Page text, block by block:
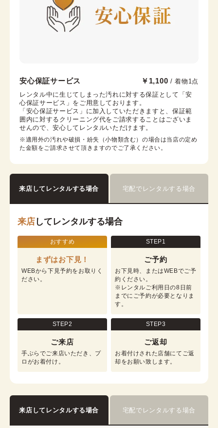
帯締め 帯揚げ
伊達襟 コーリンベルト
東京都中央区銀座6-12-10 旭ビル 3階
営業時間： 10:00~ 18:00
着付け最終受付時間：16:30
返却締め切り時間：18:00
安心保証サービス ￥1,100 / 着物1点
レンタル中に生じてしまった汚れに対する保証として「安
心保証サービス」をご用意しております。
「安心保証サービス」に加入していただきますと、保証範
囲内に対するクリーニング代をご請求することはございま
せんので、安心してレンタルいただけます。
※適用外の汚れや破損・紛失（小物類含む）の場合は当店の定め
た金額をご請求させて頂きますのでご了承ください。
来店してレンタルする場合 宅配でレンタルする場合
来店 してレンタルする場合
おすすめ
まずはお下見！
WEBから下見予約をお取りく
ださい。
STEP1
ご予約
お下見時、またはWEBでご予
約ください。
※レンタルご利用日の8日前
までにご予約が必要となりま
す。
STEP2
ご来店
手ぶらでご来店いただき、プ
ロがお着付け。
STEP3
ご返却
お着付けされた店舗にてご返
却をお願い致します。
来店してレンタルする場合 宅配でレンタルする場合